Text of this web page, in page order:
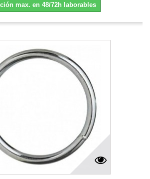
max. en 48/72h laborables